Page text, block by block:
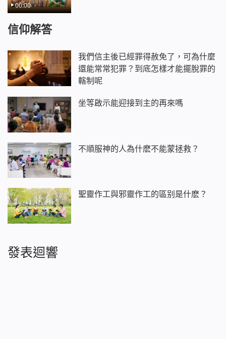
00:00
信仰解答
我們信主後已經罪得赦免了，可為什麼
還能常常犯罪？到底怎樣才能擺脫罪的
轄制呢
坐等啟示能迎接到主的再來嗎
不順服神的人為什麽不能蒙拯救？
聖靈作工與邪靈作工的區别是什麽？
發表迴響